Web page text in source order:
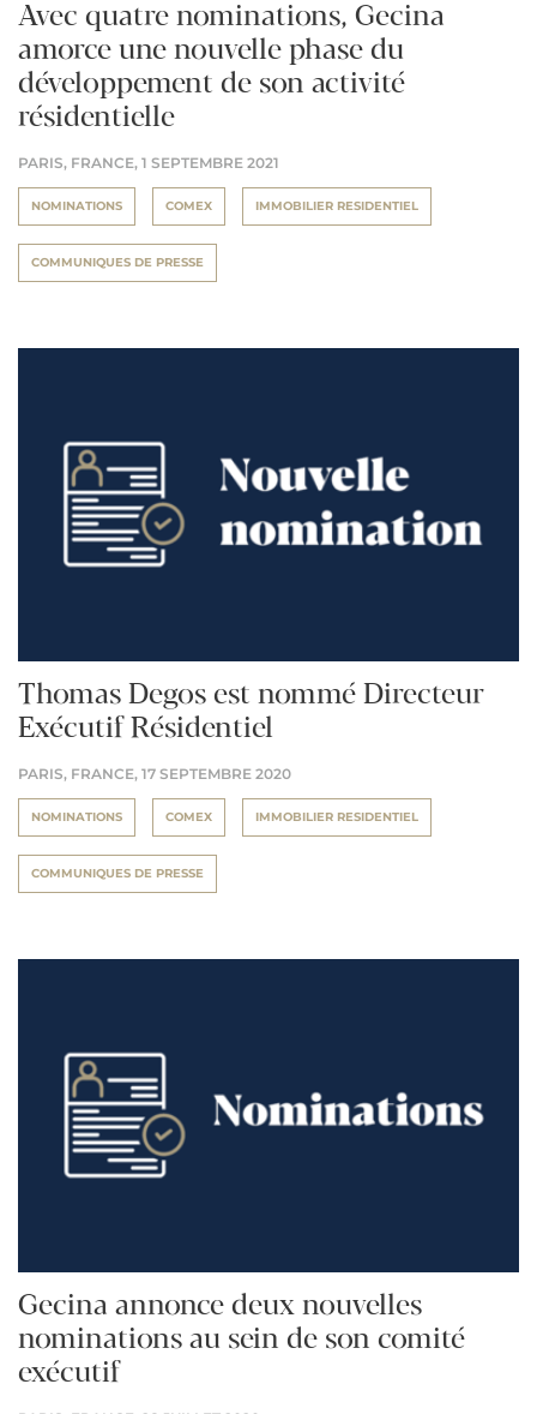
Avec quatre nominations, Gecina
amorce une nouvelle phase du
développement de son activité
résidentielle
PARIS, FRANCE, 1 SEPTEMBRE 2021
NOMINATIONS COMEX IMMOBILIER RESIDENTIEL
COMMUNIQUES DE PRESSE
Thomas Degos est nommé Directeur
Exécutif Résidentiel
PARIS, FRANCE, 17 SEPTEMBRE 2020
NOMINATIONS COMEX IMMOBILIER RESIDENTIEL
COMMUNIQUES DE PRESSE
Gecina annonce deux nouvelles
nominations au sein de son comité
exécutif